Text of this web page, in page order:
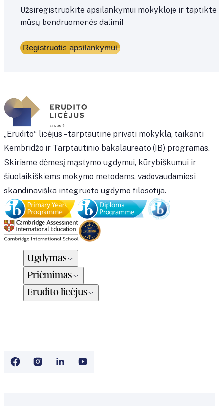
Užsiregistruokite apsilankymui mokykloje ir taptikte
mūsų bendruomenės dalimi!
Registruotis apsilankymui
„Erudito“ licėjus – tarptautinė privati mokykla, taikanti
Kembridžo ir Tarptautinio bakalaureato (IB) programas.
Skiriame dėmesį mąstymo ugdymui, kūrybiškumui ir
šiuolaikiškiems mokymo metodams, vadovaudamiesi
skandinaviška integruoto ugdymo filosofija.
Ugdymas
Priėmimas
Erudito licėjus